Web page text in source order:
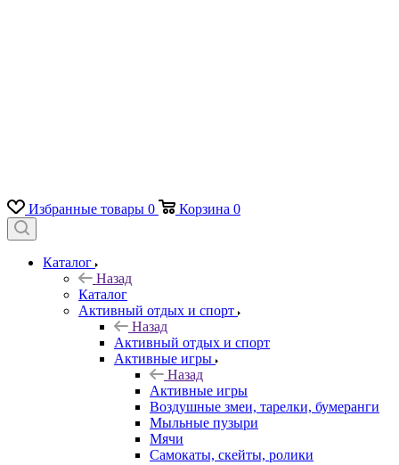
Избранные товары 0 Корзина 0
Каталог
Назад
Каталог
Активный отдых и спорт
Назад
Активный отдых и спорт
Активные игры
Назад
Активные игры
Воздушные змеи, тарелки, бумеранги
Мыльные пузыри
Мячи
Самокаты, скейты, ролики